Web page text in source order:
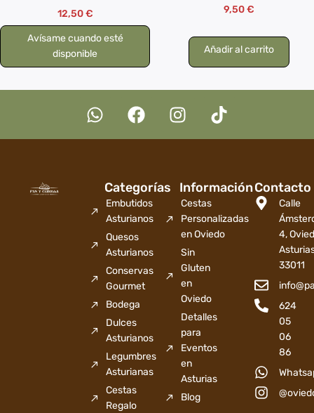
12,50€
Avísame cuando esté
disponible
Valorado
con
de 5
9,50€
Añadir al carrito
Categorías
Embutidos
Asturianos
Quesos
Asturianos
Conservas
Gourmet
Bodega
Dulces
Asturianos
Legumbres
Asturianas
Cestas
Regalo
Información
Cestas
Personalizadas
en Oviedo
Sin
Gluten
en
Oviedo
Detalles
para
Eventos
en
Asturias
Blog
Contacto
Calle
4,
33011
624
05
06
86